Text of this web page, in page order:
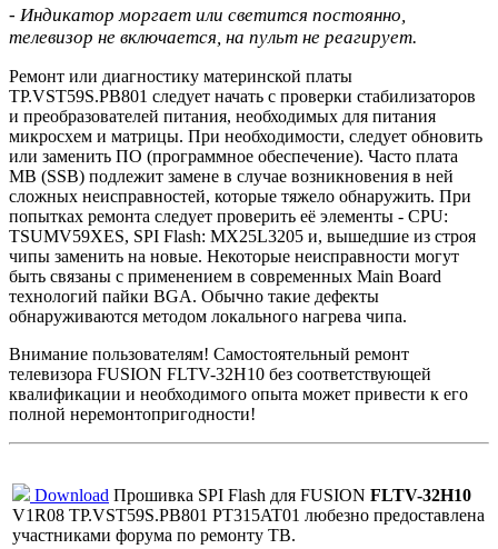
- Индикатор моргает или светится постоянно,
телевизор не включается, на пульт не реагирует.
Ремонт или диагностику материнской платы
TP.VST59S.PB801 следует начать с проверки стабилизаторов
и преобразователей питания, необходимых для питания
микросхем и матрицы. При необходимости, следует обновить
или заменить ПО (программное обеспечение). Часто плата
MB (SSB) подлежит замене в случае возникновения в ней
сложных неисправностей, которые тяжело обнаружить. При
попытках ремонта следует проверить её элементы - CPU:
TSUMV59XES, SPI Flash: MX25L3205 и, вышедшие из строя
чипы заменить на новые. Некоторые неисправности могут
быть связаны с применением в современных Main Board
технологий пайки BGA. Обычно такие дефекты
обнаруживаются методом локального нагрева чипа.
Внимание пользователям! Самостоятельный ремонт
телевизора FUSION FLTV-32H10 без соответствующей
квалификации и необходимого опыта может привести к его
полной неремонтопригодности!
Download Прошивка SPI Flash для FUSION FLTV-32H10
V1R08 TP.VST59S.PB801 PT315AT01 любезно предоставлена
участниками форумa по ремонту ТВ.